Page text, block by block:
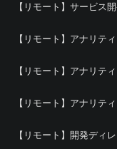
【リモート】サービス
【リモート】アナリテ
【リモート】アナリテ
【リモート】アナリテ
【リモート】開発ディ